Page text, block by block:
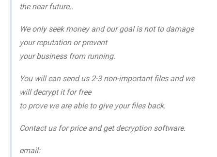
the near future..
We only seek money and our goal is not to damage
your reputation or prevent
your business from running.
You will can send us 2-3 non-important files and we
will decrypt it for free
to prove we are able to give your files back.
Contact us for price and get decryption software.
email: